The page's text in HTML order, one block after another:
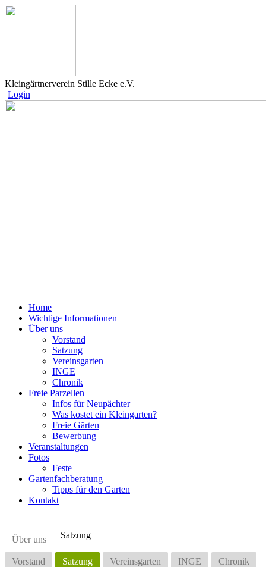
Kleingärtnerverein Stille Ecke e.V.
Login
Home
Wichtige Informationen
Über uns
Vorstand
Satzung
Vereinsgarten
INGE
Chronik
Freie Parzellen
Infos für Neupächter
Was kostet ein Kleingarten?
Freie Gärten
Bewerbung
Veranstaltungen
Fotos
Feste
Gartenfachberatung
Tipps für den Garten
Kontakt
Über uns
Vorstand Satzung Vereinsgarten INGE Chronik
Satzung